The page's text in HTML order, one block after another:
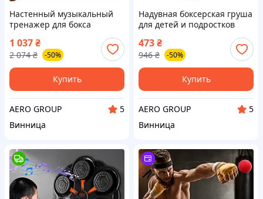
Настенный музыкальный
тренажер для бокса
интерактивная боксерская
мишень для детей,
Bluetooth, перчатки BK-69
1 037₴
2 074 ₴ -50%
Купить
AERO GROUP
5
Винница
Надувная боксерская груша
для детей и подростков
мешок для бокса 160 см AQ-
42
473₴
946 ₴ -50%
Купить
AERO GROUP
5
Винница